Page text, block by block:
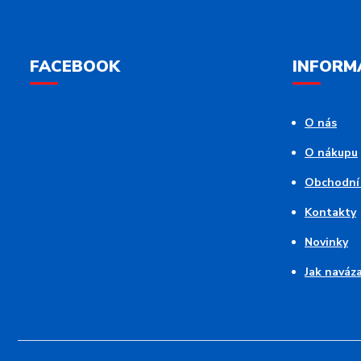
FACEBOOK
O nás
O nákupu
Kontakty
Novinky
Jak